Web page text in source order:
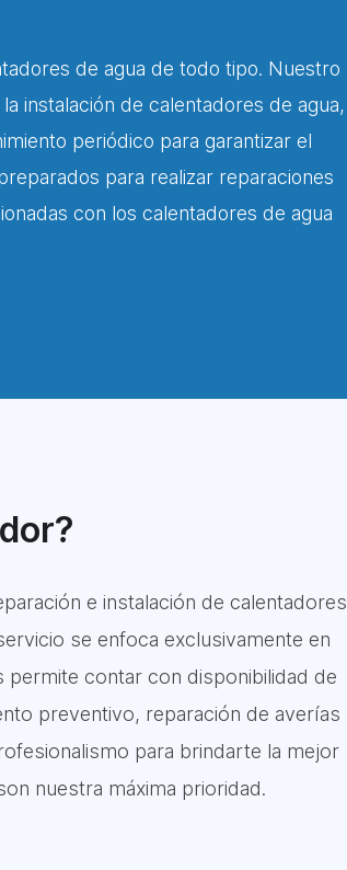
de agua de todo tipo. Nuestro
instalación de calentadores de agua,
periódico para garantizar el
para realizar reparaciones
con los calentadores de agua
e instalación de calentadores
se enfoca exclusivamente en
contar con disponibilidad de
preventivo, reparación de averías
para brindarte la mejor
nuestra máxima prioridad.